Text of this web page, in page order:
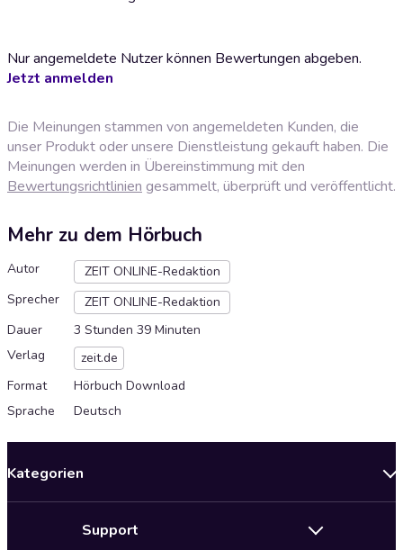
Nur angemeldete Nutzer können Bewertungen abgeben.
Jetzt anmelden
Die Meinungen stammen von angemeldeten Kunden, die
unser Produkt oder unsere Dienstleistung gekauft haben. Die
Meinungen werden in Übereinstimmung mit den
Bewertungsrichtlinien gesammelt, überprüft und veröffentlicht.
Mehr zu dem Hörbuch
Autor
ZEIT ONLINE-Redaktion
Sprecher
ZEIT ONLINE-Redaktion
Dauer
3 Stunden 39 Minuten
Verlag
zeit.de
Format
Hörbuch Download
Sprache
Deutsch
Kategorien
Support